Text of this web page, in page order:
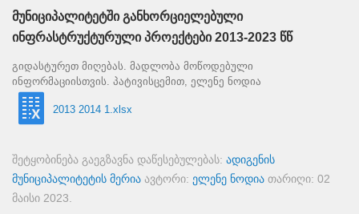
მუნიციპალიტეტში განხორციელებული
ინფრასტრუქტურული პროექტები 2013-2023 წწ
გიდასტურეთ მიღებას. მადლობა მოწოდებული
ინფორმაციისთვის. პატივისცემით, ელენე ნოდია
2013 2014 1.xlsx
შეტყობინება გაეგზავნა დაწესებულებას: ადიგენის
მუნიციპალიტეტის მერია ავტორი: ელენე ნოდია თარიღი: 02
მაისი 2023